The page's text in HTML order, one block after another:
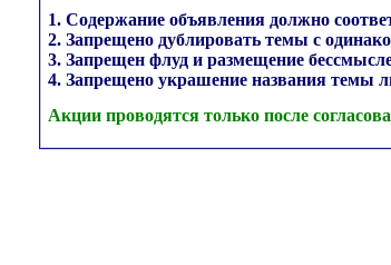
1. Содержание объявления должно
2. Запрещено дублировать темы с
3. Запрещен флуд и размещение
4. Запрещено украшение названия темы
Акции проводятся только после